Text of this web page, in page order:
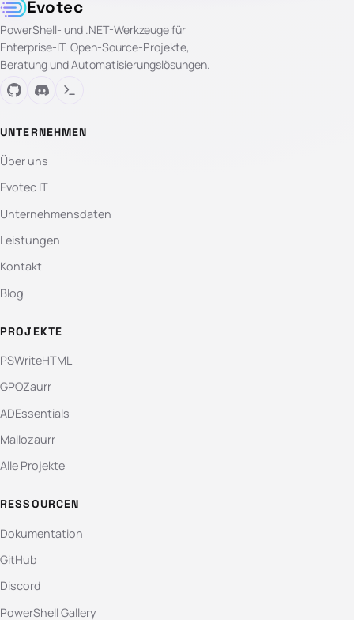
Evotec
PowerShell- und .NET-Werkzeuge für
Enterprise-IT. Open-Source-Projekte,
Beratung und Automatisierungslösungen.
UNTERNEHMEN
Über uns
Evotec IT
Unternehmensdaten
Leistungen
Kontakt
Blog
PROJEKTE
PSWriteHTML
GPOZaurr
ADEssentials
Mailozaurr
Alle Projekte
RESSOURCEN
Dokumentation
GitHub
Discord
PowerShell Gallery